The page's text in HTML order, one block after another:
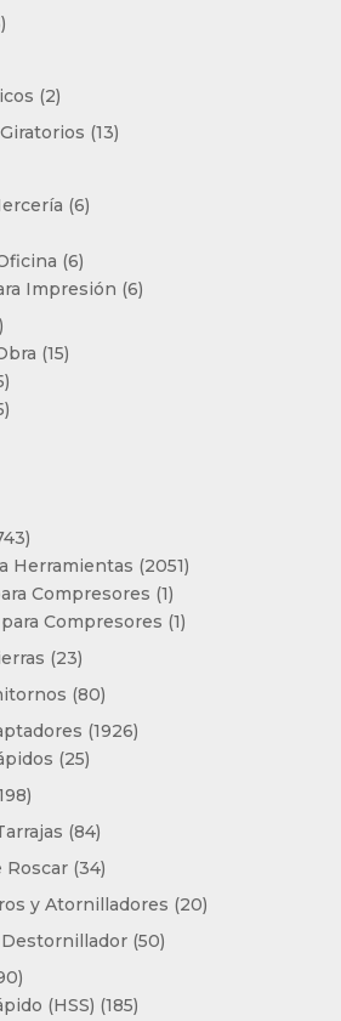
15
22
productos
1313
66
66
productos
Impresión 66
1515
15
productos
15
2743
productos
Herramientas 20512051
Compresores 11
producto
Compresores 11
2323
productos
8080
productos
19261926
2525
198
productos
8484
productos
Roscar 3434
productos
y Atornilladores 2020
5050
1090
productos
(HSS) 185185